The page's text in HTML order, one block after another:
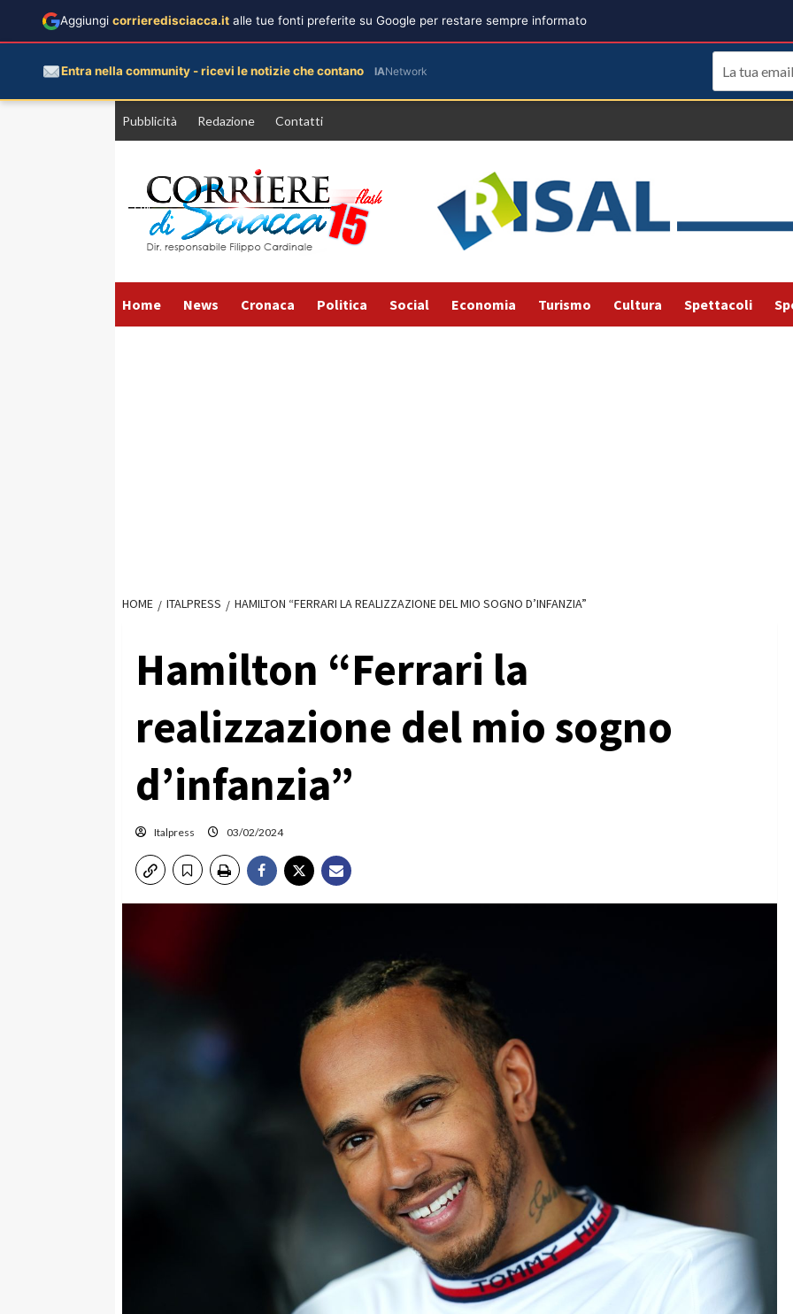
Pubblicità Redazione Contatti
Home News Cronaca Politica Social Economia Turismo Cultura Spettacoli
HOME ITALPRESS HAMILTON “FERRARI LA REALIZZAZIONE DEL MIO SOGNO D’INFANZIA”
Hamilton “Ferrari la
realizzazione del mio sogno
d’infanzia”
Italpress 03/02/2024
Aggiungi corrieredisciacca.it alle tue fonti preferite su Google per restare sempre informato
Entra nella community - ricevi le notizie che contano IANetwork